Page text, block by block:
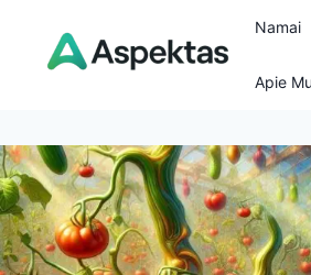
content
Namai
Apie